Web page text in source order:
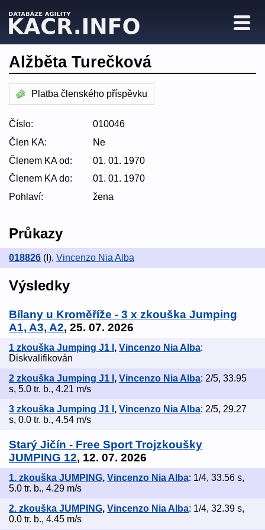
Alžběta Turečková
Platba členského příspěvku
Číslo:
010046
Člen KA:
Ne
Členem KA od:
01. 01. 1970
Členem KA do:
01. 01. 1970
Pohlaví:
žena
Průkazy
018826 (I), Vincenzo Nia Alba
Výsledky
Bílany u Kroměříže - 3 x zkouška Jumping
A1, A3, A2, 25. 07. 2026
1 zkouška Jumping J1 I , Vincenzo Nia Alba:
Diskvalifikován
2 zkouška Jumping J1 I , Vincenzo Nia Alba: 2/5, 33.95
s, 5.0 tr. b., 4.21 m/s
3 zkouška Jumping J1 I , Vincenzo Nia Alba: 2/5, 29.27
s, 0.0 tr. b., 4.54 m/s
Starý Jičín - Free Sport Trojzkoušky
JUMPING 12, 12. 07. 2026
1. zkouška JUMPING, Vincenzo Nia Alba: 1/4, 33.56 s,
5.0 tr. b., 4.29 m/s
2. zkouška JUMPING, Vincenzo Nia Alba: 1/4, 32.39 s,
0.0 tr. b., 4.45 m/s